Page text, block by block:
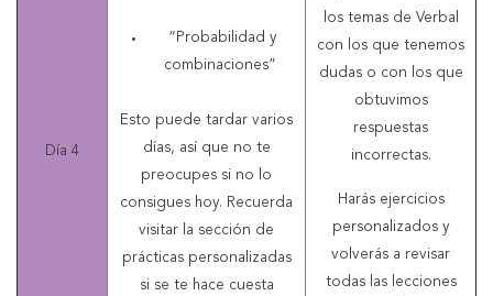
Día 4
“Probabilidad y
combinaciones”
Esto puede tardar varios
días, así que no te
preocupes si no lo
consigues hoy. Recuerda
visitar la sección de
prácticas personalizadas
si se te hace cuesta
los temas de Verbal
con los que tenemos
dudas o con los que
obtuvimos
respuestas
incorrectas.
Harás ejercicios
personalizados y
volverás a revisar
todas las lecciones